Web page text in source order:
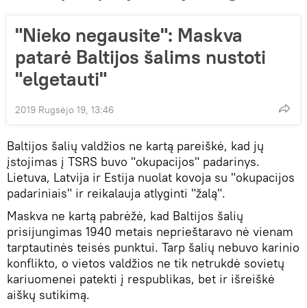
"Nieko negausite": Maskva
patarė Baltijos šalims nustoti
"elgetauti"
2019 Rugsėjo 19, 13:46
Baltijos šalių valdžios ne kartą pareiškė, kad jų
įstojimas į TSRS buvo "okupacijos" padarinys.
Lietuva, Latvija ir Estija nuolat kovoja su "okupacijos
padariniais" ir reikalauja atlyginti "žalą".
Maskva ne kartą pabrėžė, kad Baltijos šalių
prisijungimas 1940 metais neprieštaravo nė vienam
tarptautinės teisės punktui. Tarp šalių nebuvo karinio
konflikto, o vietos valdžios ne tik netrukdė sovietų
kariuomenei patekti į respublikas, bet ir išreiškė
aiškų sutikimą.